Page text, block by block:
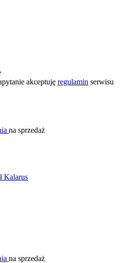
akceptuję regulamin serwisu
na sprzedaż
na sprzedaż